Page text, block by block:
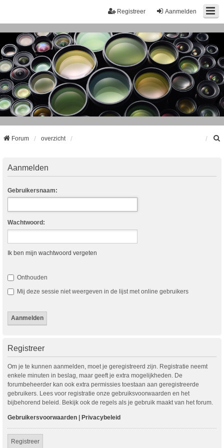
Aanmelden
Registreer
Forum overzicht
Aanmelden
Gebruikersnaam:
Wachtwoord:
Ik ben mijn wachtwoord vergeten
Onthouden
Mij deze sessie niet weergeven in de lijst met online gebruikers
Registreer
Om je te kunnen aanmelden, moet je geregistreerd zijn. Registratie neemt
enkele minuten in beslag, maar geeft je extra mogelijkheden. De
forumbeheerder kan ook extra permissies toestaan aan geregistreerde
gebruikers. Lees voor registratie onze gebruiksvoorwaarden en het
bijbehorend beleid. Bekijk ook de regels als je gebruik maakt van het forum.
Gebruikersvoorwaarden | Privacybeleid
Registreer